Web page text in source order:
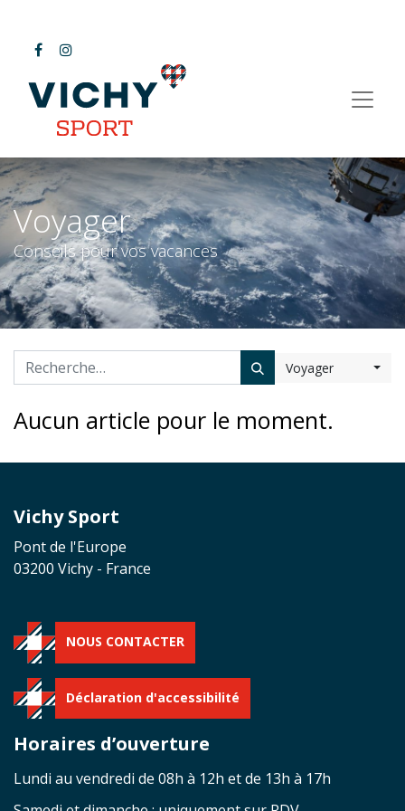
Voyager
Conseils pour vos vacances
Voyager
Aucun article pour le moment.
Vichy Sport
Pont de l'Europe
03200 Vichy - France
NOUS CONTACTER
Déclaration d'accessibilité
Horaires d’ouverture
Lundi au vendredi de 08h à 12h et de 13h à 17h